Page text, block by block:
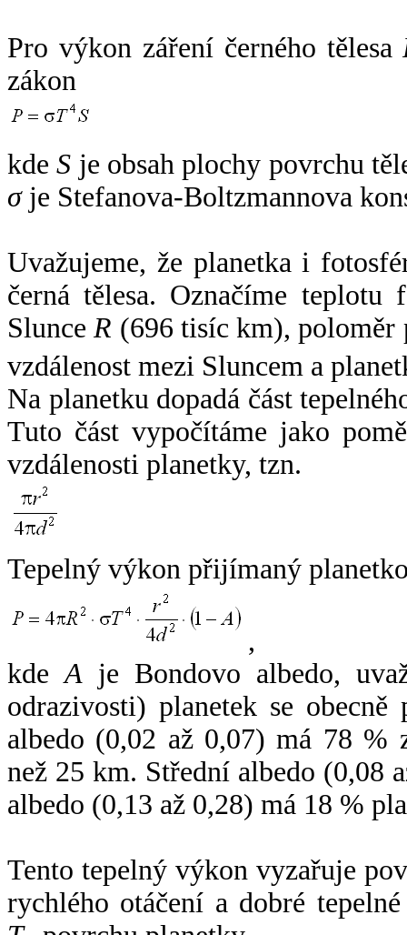
Pro výkon záření černého tělesa
zákon
kdeS je obsah plochy povrchu
σje Stefanova-Boltzmannova
Uvažujeme, že planetka i
černá tělesa. Označíme
SlunceR (696 tisíc km),
vzdálenost mezi Sluncem a
Na planetku dopadá část
Tuto část vypočítáme jako
vzdálenosti planetky, tzn.
Tepelný výkon přijímaný
,
kdeA je Bondovo albedo,
odrazivosti) planetek se
albedo (0,02 až 0,07) má 78 %
než 25 km. Střední albedo (0,08
albedo (0,13 až 0,28) má 18 %
Tento tepelný výkon vyzařuje
rychlého otáčení a dobré